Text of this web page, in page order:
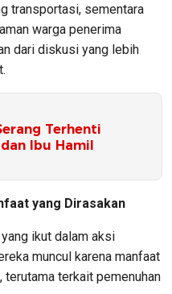
transportasi, sementara
warga penerima
dari diskusi yang lebih
Terhenti
Ibu Hamil
yang Dirasakan
ikut dalam aksi
muncul karena manfaat
terutama terkait pemenuhan